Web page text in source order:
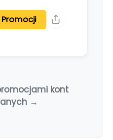
Promocji
kont
→